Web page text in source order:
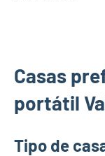
Casas
portátil
Tipo de